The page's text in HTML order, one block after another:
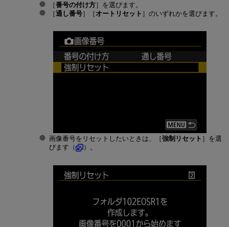
［番号の付け方］を選びます。
［通し番号］［ オートリセット ］のいずれかを選びます。
画像番号をリセットしたいときは、［強制リセット ］を選
びます（
）。